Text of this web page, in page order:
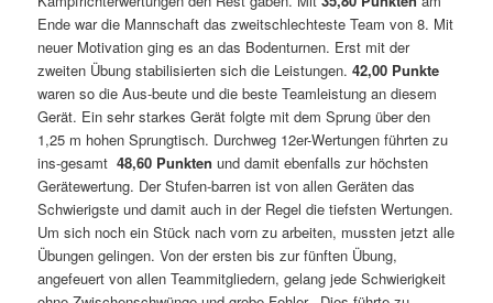
Ende war die Mannschaft das zweitschlechteste Team von 8. Mit
neuer Motivation ging es an das Bodenturnen. Erst mit der
zweiten Übung stabilisierten sich die Leistungen.42,00 Punkte
waren so die Aus-beute und die beste Teamleistung an diesem
Gerät. Ein sehr starkes Gerät folgte mit dem Sprung über den
1,25 m hohen Sprungtisch. Durchweg 12er-Wertungen führten zu
ins-gesamt48,60 Punkten und damit ebenfalls zur höchsten
Gerätewertung. Der Stufen-barren ist von allen Geräten das
Schwierigste und damit auch in der Regel die tiefsten Wertungen.
Um sich noch ein Stück nach vorn zu arbeiten, mussten jetzt alle
Übungen gelingen. Von der ersten bis zur fünften Übung,
angefeuert von allen Teammitgliedern, gelang jede Schwierigkeit